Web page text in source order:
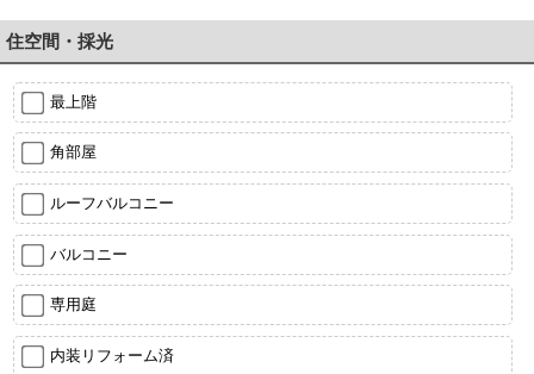
住空間・採光
最上階
角部屋
ルーフバルコニー
バルコニー
専用庭
内装リフォーム済